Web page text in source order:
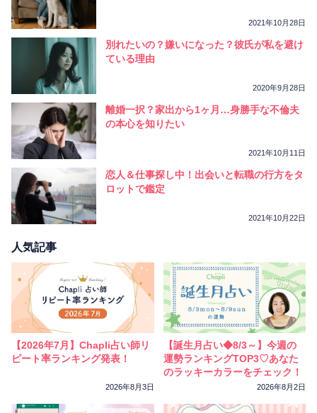
2021年10月28日
別れたいの？嫌いになった？彼氏が私を避け
ている理由
2020年9月28日
離婚一択？家出から1ヶ月…身勝手な不倫夫
の本心を知りたい
2021年10月11日
恋人＆仕事探し中！出会いと転職の行方をタ
ロットで鑑定
2021年10月22日
人気記事
【2026年7月】Chapli占い師リ
ピート率ランキング発表！
2026年8月3日
【誕生月占い◆8/3～】今週の
運勢ランキングTOP3♡あなた
のラッキーカラーをチェック！
2026年8月2日